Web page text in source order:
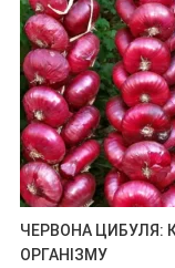
ЧЕРВОНА ЦИБУЛЯ:
ОРГАНІЗМУ